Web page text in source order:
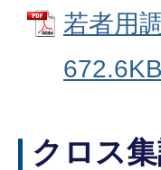
若者用
クロス